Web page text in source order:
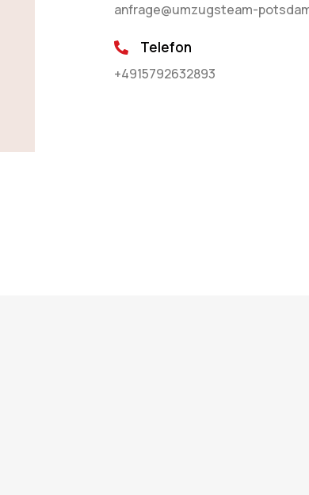
anfrage@umzugsteam-
Telefon
+4915792632893